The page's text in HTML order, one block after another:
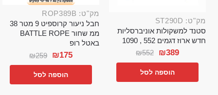
מק"ט: ST290D
סטנד למשקולות אוניברסליות
חדש ארוז דגמים 552 , 1090
₪552 ₪389
הוספה לסל
מק"ט: ROP389B
חבל ניעור קרוספיט 9 מטר 38
ממ שחור BATTLE ROPE
באטל רופ
₪259 ₪175
הוספה לסל